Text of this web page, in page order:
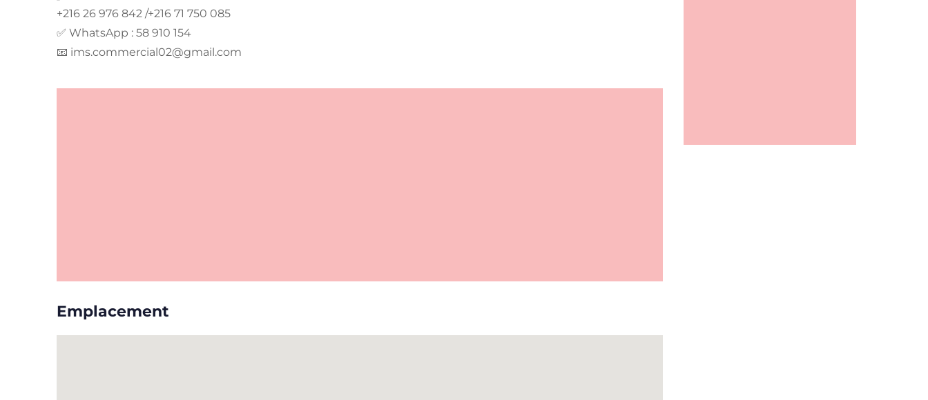
+216 26 976 842 /+216 71 750 085
✅ WhatsApp : 58 910 154
📧 ims.commercial02@gmail.com
Emplacement